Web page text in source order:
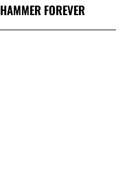
HAMMER FOREVER